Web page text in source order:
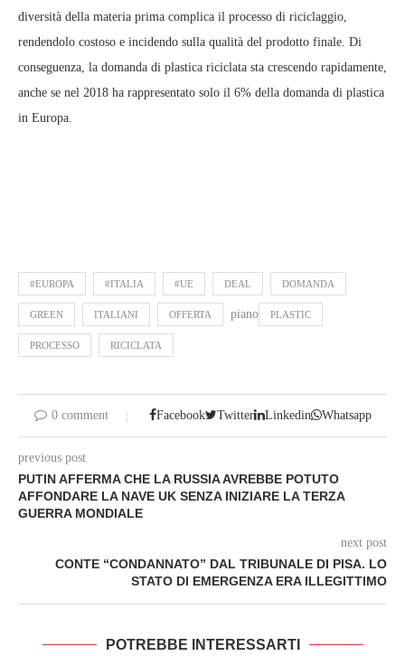
diversità della materia prima complica il processo di riciclaggio,
rendendolo costoso e incidendo sulla qualità del prodotto finale. Di
conseguenza, la domanda di plastica riciclata sta crescendo rapidamente,
anche se nel 2018 ha rappresentato solo il 6% della domanda di plastica
in Europa.
#EUROPA #ITALIA #UE DEAL DOMANDA
GREEN ITALIANI OFFERTA piano PLASTIC
PROCESSO RICICLATA
0 comment Facebook Twitter Linkedin Whatsapp
previous post
PUTIN AFFERMA CHE LA RUSSIA AVREBBE POTUTO
AFFONDARE LA NAVE UK SENZA INIZIARE LA TERZA
GUERRA MONDIALE
next post
CONTE “CONDANNATO” DAL TRIBUNALE DI PISA. LO
STATO DI EMERGENZA ERA ILLEGITTIMO
POTREBBE INTERESSARTI